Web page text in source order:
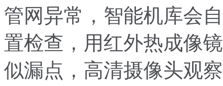
管网异常，智能机库会
置检查，用红外热成像
似漏点，高清摄像头观